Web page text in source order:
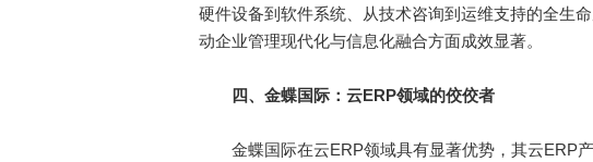
硬件设备到软件系统、从技术咨询到运维支持的全生
动企业管理现代化与信息化融合方面成效显著。
四、金蝶国际：云ERP领域的佼佼者
金蝶国际在云ERP领域具有显著优势，其云ERP